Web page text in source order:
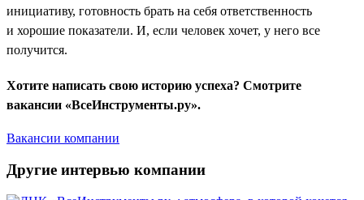
инициативу, готовность брать на себя ответственность
и хорошие показатели. И, если человек хочет, у него все
получится.
Хотите написать свою историю успеха? Смотрите
вакансии «ВсеИнструменты.ру».
Вакансии компании
Другие интервью компании